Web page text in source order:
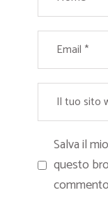
Salva il
questo